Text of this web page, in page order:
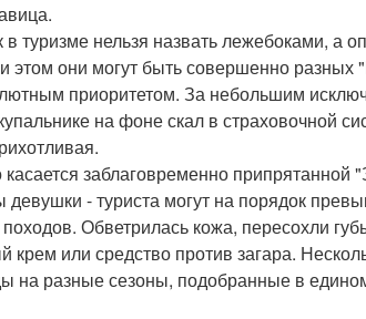
в туризме нельзя назвать лежебоками, а
этом они могут быть совершенно
приоритетом. За небольшим
на фоне скал в страховочной
заблаговременно припрятанной
девушки - туриста могут на порядок
Обветрилась кожа, пересохли
крем или средство против загара.
на разные сезоны, подобранные в